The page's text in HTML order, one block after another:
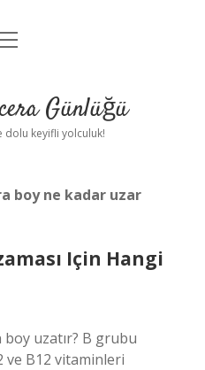
Uyarı Günlüğü
dolu keyifli yolculuk!
boy ne kadar uzar
Için Hangi
uzatır? B grubu
ve B12 vitaminleri